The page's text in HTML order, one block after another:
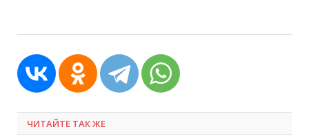
ЧИТАЙТЕ ТАК ЖЕ